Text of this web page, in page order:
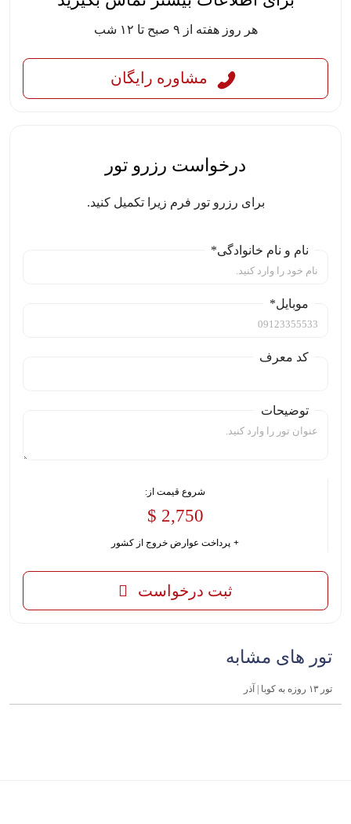
هر روز هفته از ۹ صبح تا ۱۲ شب
مشاوره رایگان
درخواست رزرو تور
برای رزرو تور فرم زیرا تکمیل کنید.
نام و نام خانوادگی*
موبایل*
کد معرف
توضیحات
شروع قیمت از:
2,750 $
پرداخت عوارض خروج از کشور
ثبت درخواست
تور های مشابه
تور ۱۳ روزه به کوبا | آذر